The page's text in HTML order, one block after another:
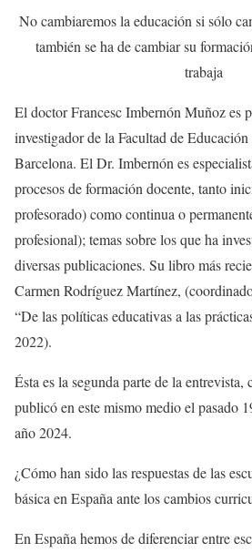
No cambiaremos la educación si sólo
también se ha de cambiar su
trabaja
El doctor Francesc Imbernón Muñoz es
investigador de la Facultad de
Barcelona. El Dr. Imbernón es
procesos de formación docente, tanto
profesorado) como continua o
profesional); temas sobre los que ha
diversas publicaciones. Su libro más
Carmen Rodríguez Martínez,
“De las políticas educativas a las
2022).
Ésta es la segunda parte de la
publicó en este mismo medio el pasado
año 2024.
¿Cómo han sido las respuestas de las
básica en España ante los cambios
En España hemos de diferenciar entre